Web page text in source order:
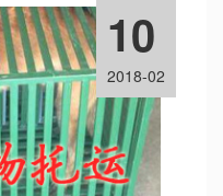
10
2018-02